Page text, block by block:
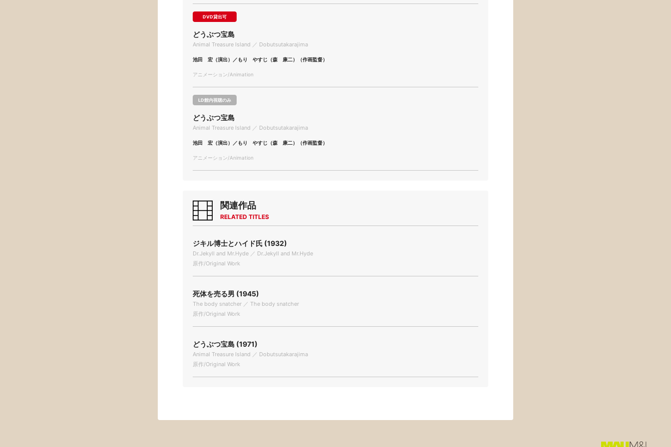
DVD貸出可
どうぶつ宝島
Animal Treasure Island ／ Dobutsutakarajima
池田 宏（演出）／もり やすじ（森 康二）（作画監督）
アニメーション/Animation
LD館内視聴のみ
どうぶつ宝島
Animal Treasure Island ／ Dobutsutakarajima
池田 宏（演出）／もり やすじ（森 康二）（作画監督）
アニメーション/Animation
関連作品
RELATED TITLES
ジキル博士とハイド氏 (1932)
Dr.Jekyll and Mr.Hyde ／ Dr.Jekyll and Mr.Hyde
原作/Original Work
死体を売る男 (1945)
The body snatcher ／ The body snatcher
原作/Original Work
どうぶつ宝島 (1971)
Animal Treasure Island ／ Dobutsutakarajima
原作/Original Work